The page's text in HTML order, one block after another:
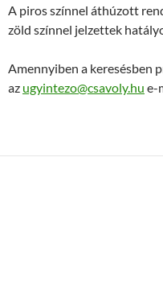
A piros színnel áthúzott
zöld színnel jelzettek
Amennyiben a keresésben
az ugyintezo@csavoly.hu e-